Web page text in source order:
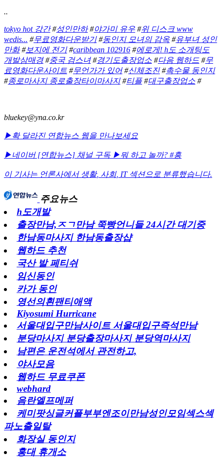
..
tokyo hot 강간#성인만하#야가미 유우 #위 디스크 www
wedis... #무료영화다운받기#동인지 모녀의 감옥 #유부녀 성인
만화#보지에 전기#caribbean 102916 #에로게! h도 소개팅도
개발삼매경#중국 검스녀#경기도출장업소 #다음 웹하드 #무
료영화다운사이트 #무언가가 있어#신체조진#촉수물 동인지
#종로마사지 종로출장타이마사지#티플#대구출장업소 #
bluekey@yna.co.kr
▶확 달라진 연합뉴스 웹을 만나보세요
▶네이버 [연합뉴스] 채널 구독 ▶뭐 하고 놀까? #흥
이 기사는 언론사에서 생활, 사회, IT섹션으로 분류했습니다.
주요뉴스
h도개발
출장만남,ㅈㄱ만남 쭉빵언니들 24시간 대기중
한남동마사지 한남동출장샵
웹하드 추천
국산 발 페티쉬
임신동인
카가 동인
영선의흰팬티애액
Kiyosumi Hurricane
서울대입구만남사이트 서울대입구즉석만남
분당마사지 분당출장마사지 분당역마사지
남편은 운전석에서 관전하고,
야사모음
웹하드 무료쿠폰
webhard
음란엘프메퍼
케미팟싱글커플부부엔조이만남성인모임섹스섹
파노출일탈
화장실 동인지
홍대 휴개소